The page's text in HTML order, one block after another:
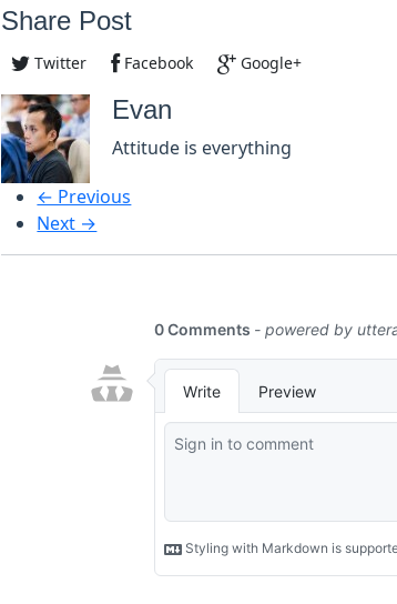
Share Post
Twitter Facebook Google+
Evan
Attitude is everything
← Previous
Next →